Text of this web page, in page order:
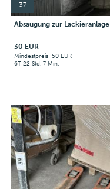
37
Absaugung zur Lackieranlage
30 EUR
Mindestpreis: 50 EUR
6T 22 Std. 7 Min.